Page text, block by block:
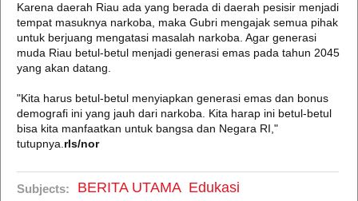
Karena daerah Riau ada yang berada di daerah pesisir menjadi
tempat masuknya narkoba, maka Gubri mengajak semua pihak
untuk berjuang mengatasi masalah narkoba. Agar generasi
muda Riau betul-betul menjadi generasi emas pada tahun 2045
yang akan datang.
"Kita harus betul-betul menyiapkan generasi emas dan bonus
demografi ini yang jauh dari narkoba. Kita harap ini betul-betul
bisa kita manfaatkan untuk bangsa dan Negara RI,"
tutupnya. rls/nor
Subjects: BERITA UTAMA Edukasi